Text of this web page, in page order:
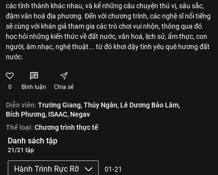
các tỉnh thành khác nhau, và kể những câu chuyện thú vị, sâu sắc,
đậm văn hoá địa phương. Đến với chương trình, các nghệ sĩ nổi tiếng
sẽ cùng với khán giả tham gia các trò chơi vui nhộn, thông qua đó
học hỏi những kiến thức về đất nước, văn hoá, lịch sử, ẩm thực, con
người, âm nhạc, nghệ thuật... từ đó khơi dậy tình yêu quê hương đất
nước.
0 Bình luận Chia sẻ
Diễn viên: Trường Giang,Thúy Ngân, Lê Dương Bảo Lâm,
Bích Phương, ISAAC, Negav
Thể loại: Chương trình thực tế
Danh sách tập
21/21 tập
Hành Trình Rực Rỡ 01-21